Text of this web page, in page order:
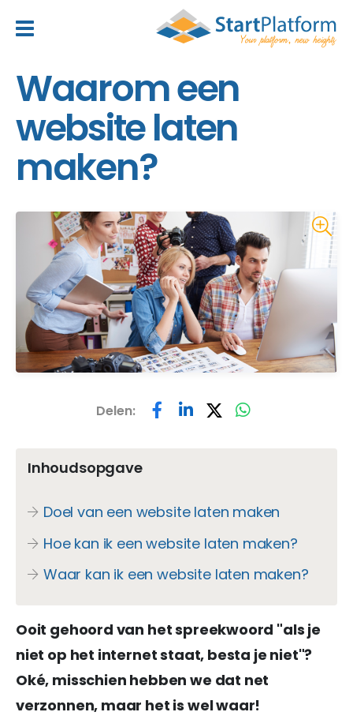
Waarom een
website laten
maken?
Delen:
Inhoudsopgave
Doel van een website laten maken
Hoe kan ik een website laten maken?
Waar kan ik een website laten maken?
Ooit gehoord van het spreekwoord "als je
niet op het internet staat, besta je niet"?
Oké, misschien hebben we dat net
verzonnen, maar het is wel waar!
header_toggle_navigation